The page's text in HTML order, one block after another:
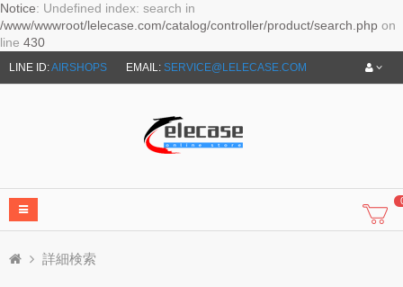
Notice: Undefined index: search in
/www/wwwroot/lelecase.com/catalog/controller/product/search.php on
line 430
LINE ID:AIRSHOPS EMAIL: SERVICE@LELECASE.COM
詳細検索